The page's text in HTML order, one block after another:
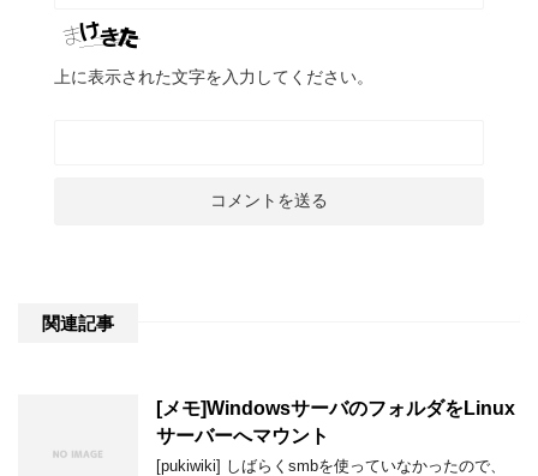
上に表示された文字を入力してください。
関連記事
[メモ]WindowsサーバのフォルダをLinux
サーバーへマウント
[pukiwiki] しばらくsmbを使っていなかったので、